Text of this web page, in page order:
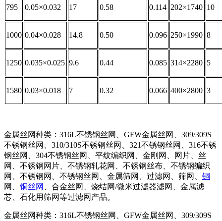
795 0.05×0.032 17 0.58 0.114 202×1740 10
1000 0.04×0.028 14.8 0.50 0.096 250×1990 8
1250 0.035×0.025 9.6 0.44 0.085 314×2280 5
1580 0.03×0.018 7 0.32 0.066 400×2800 3
金属丝网种类：316L不锈钢丝网、GFW金属丝网、309/309S
不锈钢丝网、310/310S不锈钢丝网、321不锈钢丝网、316不锈
钢丝网、304不锈钢丝网、平纹编织网、金刚网、网片、丝
网、不锈钢网片、不锈钢轧花网、不锈钢丝布、不锈钢编织
网、不锈钢网、不锈钢丝网、金属筛网、过滤网、筛网、 铜
网、 铜丝网
、合金丝网、烧结网/微米过滤器滤网、金属滤
芯、石化用筛网等过滤网产品。
金属丝网种类：316L不锈钢丝网、GFW金属丝网、309/309S